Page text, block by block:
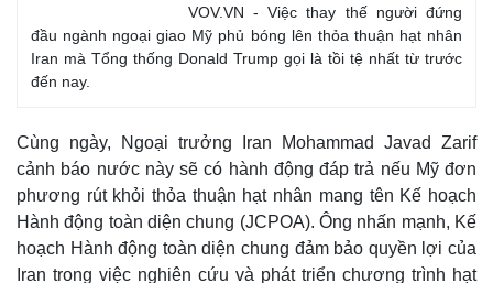
VOV.VN - Việc thay thế người đứng
đầu ngành ngoại giao Mỹ phủ bóng lên thỏa thuận hạt nhân
Iran mà Tổng thống Donald Trump gọi là tồi tệ nhất từ trước
đến nay.
Cùng ngày, Ngoại trưởng Iran Mohammad Javad Zarif
cảnh báo nước này sẽ có hành động đáp trả nếu Mỹ đơn
phương rút khỏi thỏa thuận hạt nhân mang tên Kế hoạch
Hành động toàn diện chung (JCPOA). Ông nhấn mạnh, Kế
hoạch Hành động toàn diện chung đảm bảo quyền lợi của
Iran trong việc nghiên cứu và phát triển chương trình hạt